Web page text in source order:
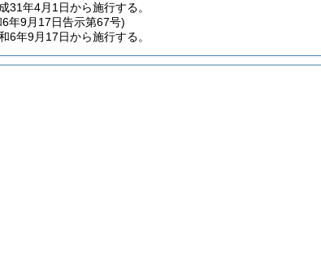
31年4月1日から施行する。
6年9月17日告示第67号)
6年9月17日から施行する。